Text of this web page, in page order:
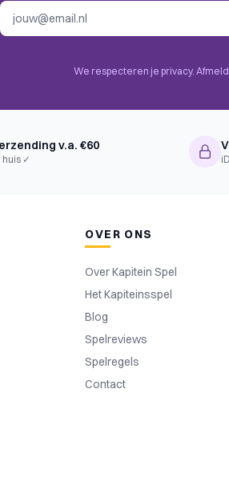
Solo / Solitaire Game
We respecteren je privacy.
v.a. €60
huis ✓
OVER ONS
Over Kapitein Spel
Het Kapiteinsspel
Blog
Spelreviews
Spelregels
Contact